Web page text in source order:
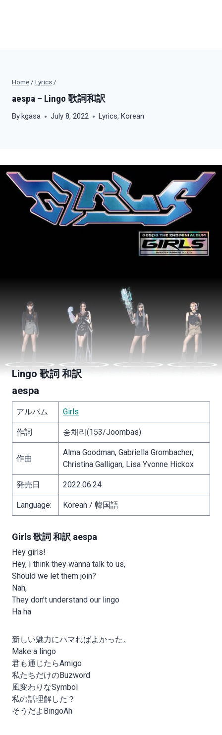
Home / Lyrics /
aespa – Lingo 歌詞和訳
Bykgasa July 8, 2022 Lyrics,Korean
Lingo 歌詞 和訳
aespa
アルバム Girls
作詞 송채리(153/Joombas)
作曲
Alma Goodman, Gabriella Grombacher,
Christina Galligan, Lisa Yvonne Hickox
発売日 2022.06.24
Language: Korean / 韓国語
Girls 歌詞 和訳 aespa
Hey girls!
Hey, I think they wanna talk to us,
Should we let them join?
Nah,
They don’t understand our lingo
Ha ha
新しい魅力にハマればよかった。
Make a lingo
君も通じたらAmigo
私たちだけのBuzword
風変わりなSymbol
私の話理解した？
そうだよBingoAh